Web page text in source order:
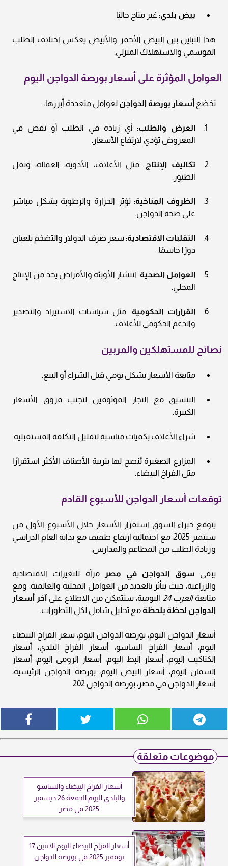
بيض بلدي: غير متاح حاليًا
هذا التباين بين البيض الأحمر والأبيض يعكس اختلاف الطلب
الموسمي والاستهلاك المنزلي.
العوامل المؤثرة على أسعار بورصة الدواجن اليوم
تخضع أسعار بورصة الدواجن لعوامل متعددة أبرزها:
العرض والطلب: أي زيادة في الطلب أو نقص في
المعروض تؤدي لارتفاع الأسعار.
تكاليف الإنتاج: مثل الأعلاف، الأدوية، العمالة، ونقل
الطيور.
الظروف المناخية: تؤثر الحرارة والرطوبة بشكل مباشر
على صحة الدواجن.
التقلبات الاقتصادية: سعر صرف الدولار والتضخم يلعبان
دورًا حاسمًا.
العوامل الصحية: انتشار الأوبئة والأمراض يحد من الإنتاج
المحلي.
القرارات الحكومية: مثل سياسات الاستيراد والتصدير
والدعم الحكومي للأعلاف.
نصائح للمستهلكين والمربين
متابعة الأسعار بشكل يومي قبل الشراء أو البيع.
التنسيق مع التجار الموثوقين لتجنب فروق الأسعار
الكبيرة.
شراء الأعلاف بكميات مناسبة لتقليل التكلفة المستقبلية.
المزارع الصغيرة يُنصح لها بتربية الأصناف الأكثر استقرارًا
مثل الفراخ البيضاء.
توقعات أسعار الدواجن للأسبوع القادم
يتوقع خبراء السوق استقرار الأسعار خلال الأسبوع الأول من
سبتمبر 2025، مع احتمالية ارتفاع طفيف مع بداية العام الدراسي
وزيادة الطلب من المطاعم والمدارس.
يبقى سوق الدواجن في مصر
مرآة للتغيرات الاقتصادية
والزراعية، حيث يتأثر بالعديد من العوامل المحلية والعالمية. ومع
متابعةالعرب 24 اليومية، ستتمكن من الاطلاع على آخر أسعار
الدواجن لحظة بلحظةمع تحليل شامل لكل التطورات.
أسعار الدواجن اليوم، بورصة الدواجن اليوم، سعر الفراخ البيضاء
اليوم، أسعار الفراخ الساسو، أسعار الفراخ البلدي، أسعار
الكتاكيت اليوم، أسعار البط اليوم، أسعار الرومي اليوم، أسعار
السمان اليوم، أسعار البيض اليوم، بورصة الدواجن الرئيسية،
أسعار الدواجن في مصر، بورصة الدواجن 202
موضوعات متعلقة
أسعار الفراخ البيضاء والساسو
والبلدي اليوم الجمعة 26 ديسمبر
2025 في مصر
أسعار الفراخ البيضاء اليوم الاثنين 17
نوفمبر 2025 في بورصة الدواجن